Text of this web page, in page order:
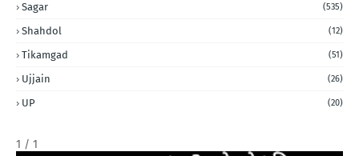
Sagar (535)
Shahdol (12)
Tikamgad (51)
Ujjain (26)
UP (20)
1 / 1